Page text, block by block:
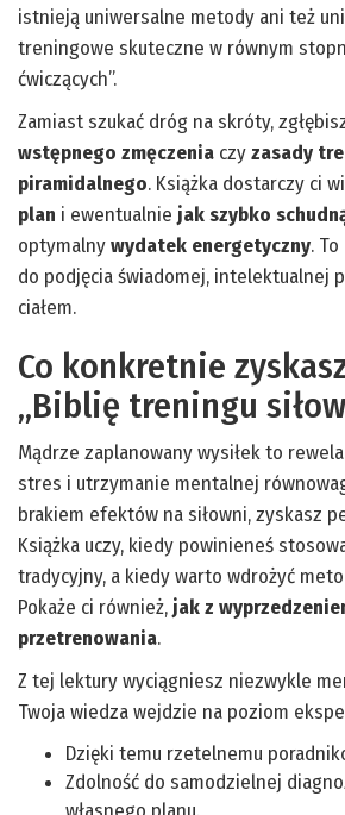
istnieją uniwersalne metody ani też
treningowe skuteczne w równym
ćwiczących”.
Zamiast szukać dróg na skróty,
wstępnego zmęczenia czyzasady
piramidalnego. Książka dostarczy ci
plan i ewentualnie jak szybko
optymalnywydatek energetyczny.
do podjęcia świadomej, intelektualnej
ciałem.
Co konkretnie
„Biblię treningu
Mądrze zaplanowany wysiłek to
stres i utrzymanie mentalnej
brakiem efektów na siłowni, zyskasz
Książka uczy, kiedy powinieneś
tradycyjny, a kiedy warto wdrożyć
Pokaże ci również, jak z
przetrenowania.
Z tej lektury wyciągniesz niezwykle
Twoja wiedza wejdzie na poziom
Dzięki temu rzetelnemu
Zdolność do samodzielnej